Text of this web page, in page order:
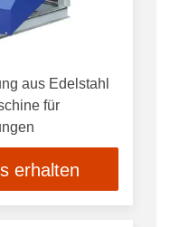
aus Edelstahl
für
erhalten